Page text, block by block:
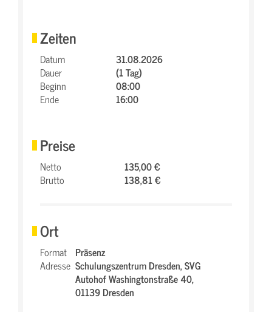
Zeiten
Datum
31.08.2026
Dauer
(1 Tag)
Beginn
08:00
Ende
16:00
Preise
Netto
135,00 €
Brutto
138,81 €
Ort
Format Präsenz
Adresse Schulungszentrum Dresden,SVG
Autohof Washingtonstraße 40,
01139 Dresden